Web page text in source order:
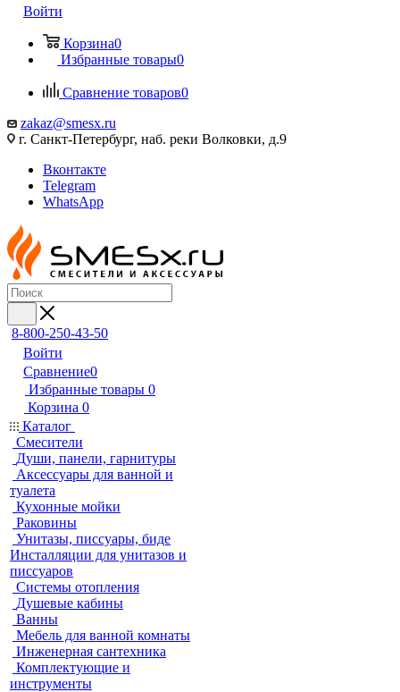
Войти
Корзина0
Избранные товары0
Сравнение товаров0
zakaz@smesx.ru
г. Санкт-Петербург, наб. реки Волковки, д.9
Вконтакте
Telegram
WhatsApp
8-800-250-43-50
Войти
Сравнение0
Избранные товары 0
Корзина 0
Каталог
Смесители
Души, панели, гарнитуры
Аксессуары для ванной и
туалета
Кухонные мойки
Раковины
Унитазы, писсуары, биде
Инсталляции для унитазов и
писсуаров
Системы отопления
Душевые кабины
Ванны
Мебель для ванной комнаты
Инженерная сантехника
Комплектующие и
инструменты